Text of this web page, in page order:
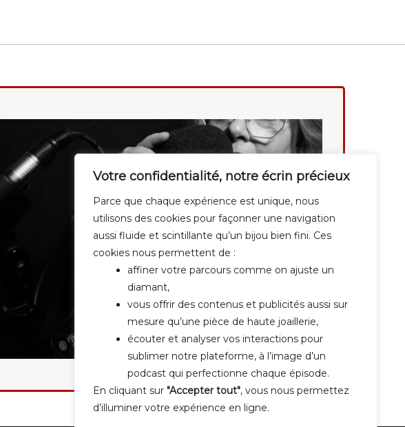
Votre confidentialité, notre écrin précieux
Parce que chaque expérience est unique, nous
utilisons des cookies pour façonner une navigation
aussi fluide et scintillante qu’un bijou bien fini. Ces
cookies nous permettent de :
affiner votre parcours comme on ajuste un
diamant,
vous offrir des contenus et publicités aussi sur
mesure qu’une pièce de haute joaillerie,
écouter et analyser vos interactions pour
sublimer notre plateforme, à l’image d’un
podcast qui perfectionne chaque épisode.
En cliquant sur "Accepter tout", vous nous permettez
d’illuminer votre expérience en ligne.